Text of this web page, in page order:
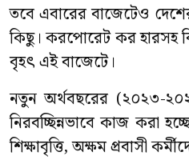
তবে এবারের বাজেটেও
কিছু। করপোরেট কর হারসহ
বৃহৎ এই বাজেটে।
নতুন অর্থবছরের (২০২৩-
নিরবচ্ছিন্নভাবে কাজ করা
শিক্ষাবৃত্তি, অক্ষম প্রবাসী